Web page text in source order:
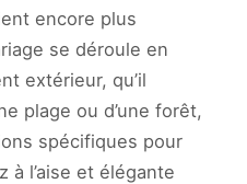
encore plus
se déroule en
extérieur, qu’il
plage ou d’une forêt,
spécifiques pour
à l’aise et élégante